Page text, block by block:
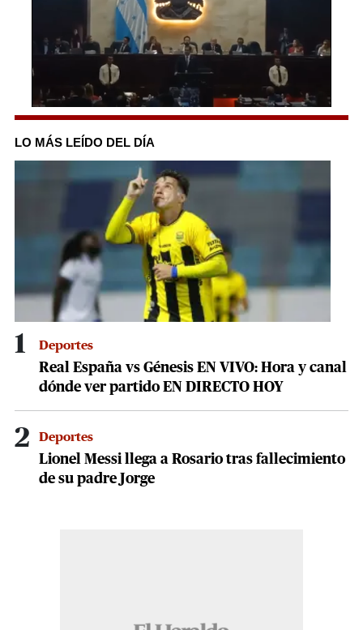
0
of
3
minutes,
LO MÁS LEÍDO DEL DÍA
1 Deportes
Real España vs Génesis EN VIVO: Hora y canal
dónde ver partido EN DIRECTO HOY
2 Deportes
Lionel Messi llega a Rosario tras fallecimiento
de su padre Jorge